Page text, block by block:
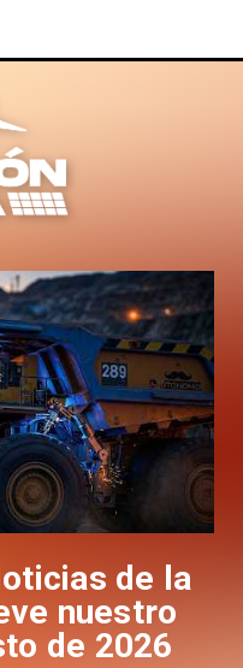
de la
nuestro
de 2026